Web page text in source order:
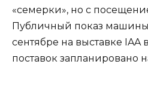
«семерки», но с
Публичный показ машины
сентябре на выставке IAA
поставок запланировано